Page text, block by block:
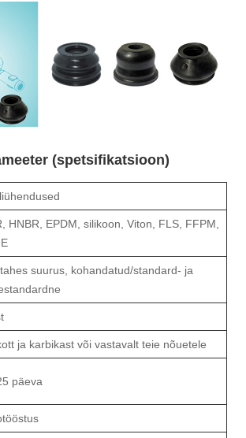
(spetsifikatsioon)
HNBR, EPDM, silikoon, Viton, FLS, FFPM,
suurus, kohandatud/standard- ja
ja karbikast või vastavalt teie nõuetele
päeva